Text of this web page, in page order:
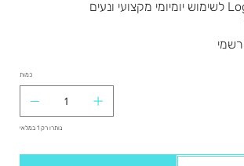
כמות
נותרו רק 1 במלאי